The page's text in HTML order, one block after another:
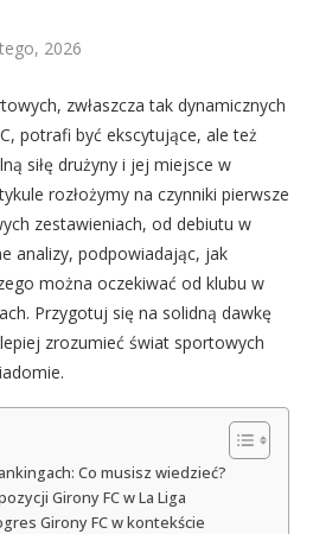
2026
zwłaszcza tak dynamicznych
potrafi być ekscytujące, ale też
siłę drużyny i jej miejsce w
rozłożymy na czynniki pierwsze
zestawieniach, od debiutu w
analizy, podpowiadając, jak
można oczekiwać od klubu w
Przygotuj się na solidną dawkę
zrozumieć świat sportowych
Co musisz wiedzieć?
Girony FC w La Liga
Girony FC w kontekście